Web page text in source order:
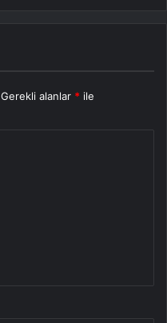
Gerekli alanlar * ile